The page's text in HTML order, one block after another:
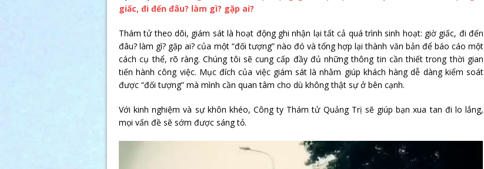
giấc, đi đến đâu? làm gì? gặp ai?
Thám tử theo dõi, giám sát là hoạt động ghi nhận lại tất cả quá trình sinh hoạt: giờ giấc, đi đến
đâu? làm gì? gặp ai? của một “đối tượng” nào đó và tổng hợp lại thành văn bản để báo cáo một
cách cụ thể, rõ ràng. Chúng tôi sẽ cung cấp đầy đủ những thông tin cần thiết trong thời gian
tiến hành công việc. Mục đích của việc giám sát là nhằm giúp khách hàng dễ dàng kiểm soát
được “đối tượng” mà mình cần quan tâm cho dù không thật sự ở bên cạnh.
Với kinh nghiệm và sự khôn khéo, Công ty Thám tử Quảng Trị sẽ giúp bạn xua tan đi lo lắng,
mọi vấn đề sẽ sớm được sáng tỏ.